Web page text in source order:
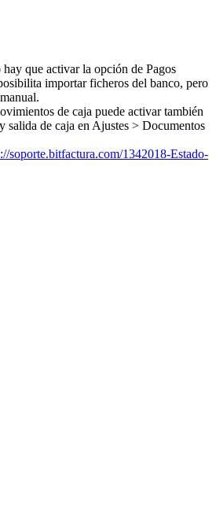
que activar la opción de Pagos
importar ficheros del banco, pero
de caja puede activar también
salida de caja en Ajustes > Documentos
soporte.bitfactura.com/1342018-Estado-